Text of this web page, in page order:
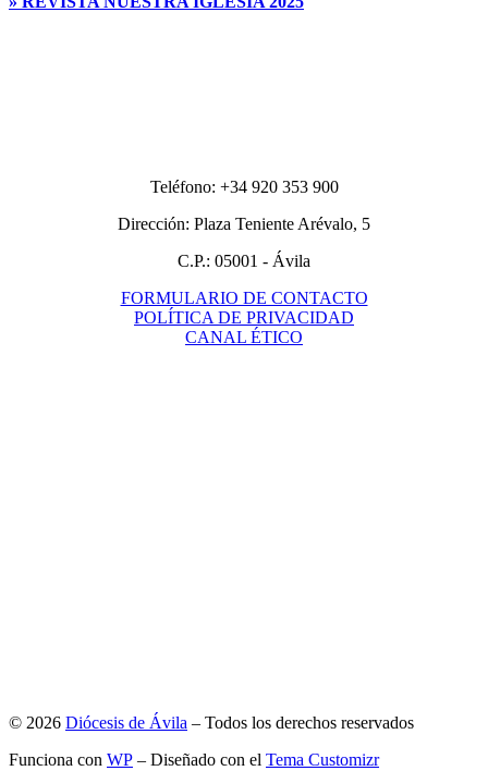
Teléfono: +34 920 353 900
Dirección: Plaza Teniente Arévalo, 5
C.P.: 05001 - Ávila
FORMULARIO DE CONTACTO
POLÍTICA DE PRIVACIDAD
CANAL ÉTICO
© 2026 Diócesis de Ávila – Todos los derechos reservados
Funciona con WP – Diseñado con el Tema Customizr